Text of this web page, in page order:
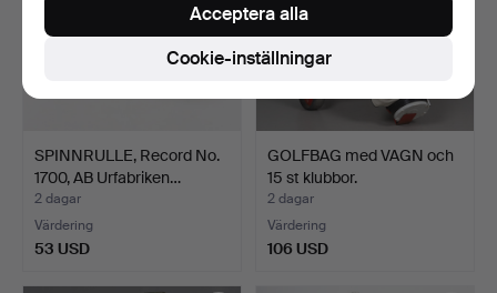
SPINNRULLE, Record No.
1700, AB Urfabriken…
2 dagar
Värdering
53 USD
GOLFBAG med VAGN och
15 st klubbor.
2 dagar
Värdering
106 USD
Cookie-inställningar
Acceptera alla